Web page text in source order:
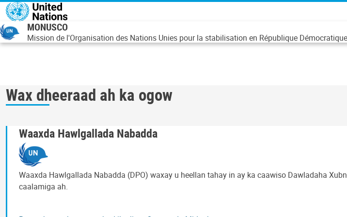
Skip to main content
MONUSCO
Mission de l'Organisation des Nations Unies pour la stabilisation en République
Wax dheeraad ah ka ogow
Waaxda Hawlgallada Nabadda
Waaxda Hawlgallada Nabadda (DPO) waxay u heellan tahay in ay ka caawiso Dawladaha
caalamiga ah.